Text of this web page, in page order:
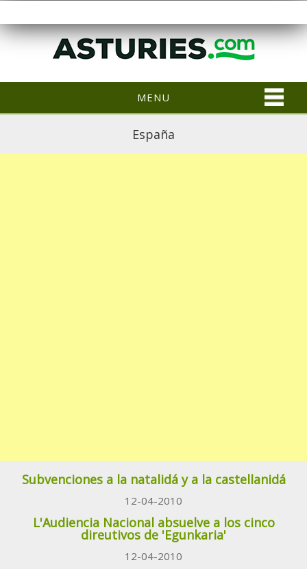
MENU
España
Subvenciones a la natalidá y a la castellanidá
12-04-2010
L'Audiencia Nacional absuelve a los cinco
direutivos de 'Egunkaria'
12-04-2010